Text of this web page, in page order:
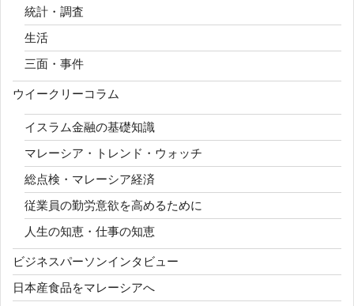
統計・調査
生活
三面・事件
ウイークリーコラム
イスラム金融の基礎知識
マレーシア・トレンド・ウォッチ
総点検・マレーシア経済
従業員の勤労意欲を高めるために
人生の知恵・仕事の知恵
ビジネスパーソンインタビュー
日本産食品をマレーシアへ